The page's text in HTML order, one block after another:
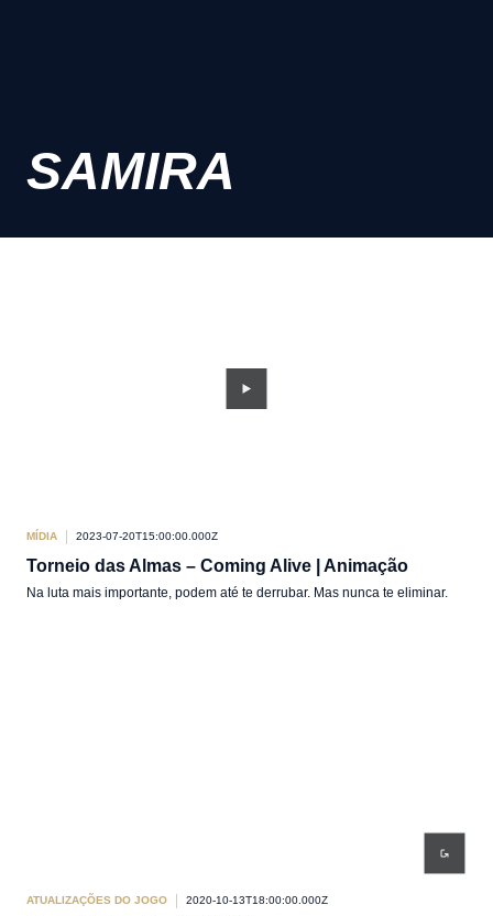
SAMIRA
MÍDIA 2023-07-20T15:00:00.000Z
Torneio das Almas – Coming Alive | Animação
Na luta mais importante, podem até te derrubar. Mas nunca te eliminar.
ATUALIZAÇÕES DO JOGO 2020-10-13T18:00:00.000Z